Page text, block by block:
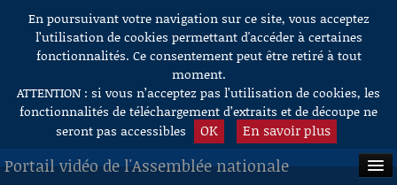
Aller au contenu
En poursuivant votre navigation sur ce site, vous acceptez
l’utilisation de cookies permettant d'accéder à certaines
fonctionnalités. Ce consentement peut être retiré à tout
moment.
ATTENTION : si vous n’acceptez pas l’utilisation de cookies, les
fonctionnalités de téléchargement d’extraits et de découpe ne
seront pas accessibles
OK En savoir plus
Portail vidéo de l'Assemblée nationale